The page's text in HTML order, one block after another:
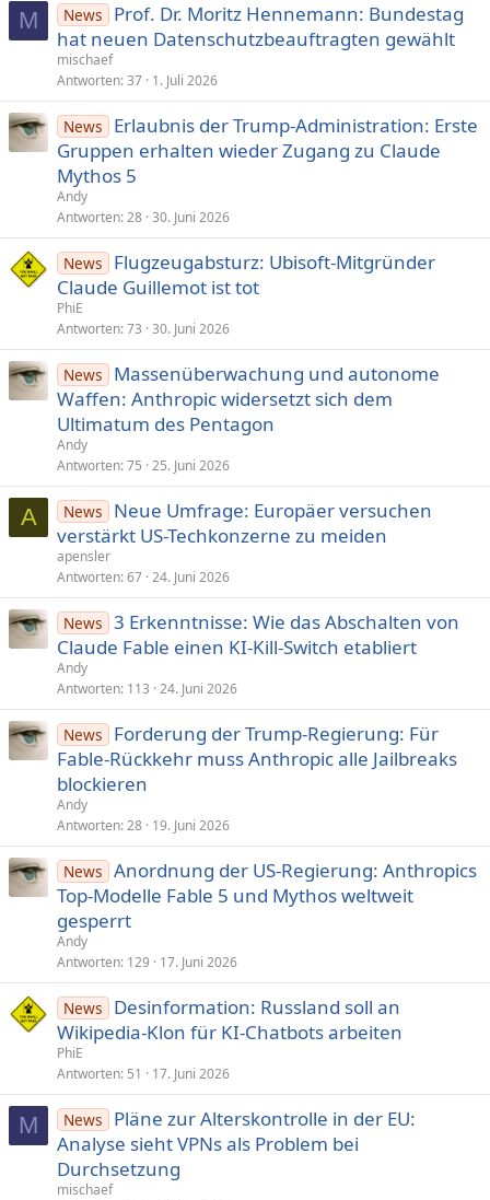
M News
Prof. Dr. Moritz Hennemann: Bundestag
hat neuen Daten­schutzbeauf­tragten gewählt
mischaef
Antworten 37 1. Juli 2026
News
Erlaubnis der Trump-Administration: Erste
Gruppen erhalten wieder Zugang zu Claude
Mythos 5
Andy
Antworten 28 30. Juni 2026
News
Flugzeugabsturz: Ubisoft-Mitgründer
Claude Guillemot ist tot
PhiE
Antworten 73 30. Juni 2026
News
Massenüberwachung und autonome
Waffen: Anthropic widersetzt sich dem
Ultimatum des Pentagon
Andy
Antworten 75 25. Juni 2026
A News
Neue Umfrage: Europäer versuchen
verstärkt US-Techkonzerne zu meiden
apensler
Antworten 67 24. Juni 2026
News 3 Erkenntnisse: Wie das Abschalten von
Claude Fable einen KI-Kill-Switch etabliert
Andy
Antworten 113 24. Juni 2026
News
Forderung der Trump-Regierung: Für
Fable-Rückkehr muss Anthropic alle Jailbreaks
blockieren
Andy
Antworten 28 19. Juni 2026
News Anordnung der US-Regierung: Anthropics
Top-Modelle Fable 5 und Mythos weltweit
gesperrt
Andy
Antworten 129 17. Juni 2026
News
Desinformation: Russland soll an
Wikipedia-Klon für KI-Chatbots arbeiten
PhiE
Antworten 51 17. Juni 2026
M News
Pläne zur Alterskontrolle in der EU:
Analyse sieht VPNs als Problem bei
Durchsetzung
mischaef